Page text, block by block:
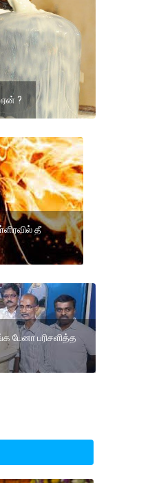
ஏன் ?
தீ
பேனா பரிசளித்த